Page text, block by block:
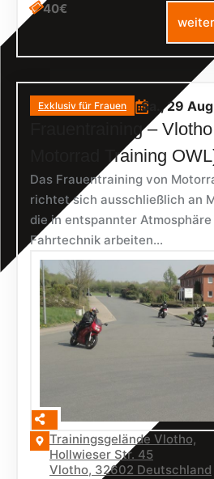
40€
Exklusiv für Frauen Sa., 29
Frauentraining – Vlotho
Motorrad Training
Das Frauentraining von
richtet sich ausschließlich an
die in entspannter
Fahrtechnik arbeiten...
Trainingsgelände Vlotho,
Hollwieser Str. 45
Vlotho, 32602 Deutschland